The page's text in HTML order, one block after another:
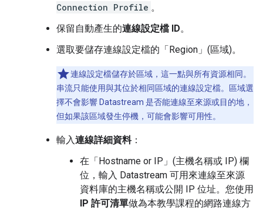
Connection Profile 。
保留自動產生的連線設定檔 ID。
選取要儲存連線設定檔的「Region」(區域)。
連線設定檔儲存於區域，這一點與所有資源相同。
串流只能使用與其位於相同區域的連線設定檔。區域選
擇不會影響 Datastream 是否能連線至來源或目的地，
但如果該區域發生停機，可能會影響可用性。
輸入連線詳細資料：
在「Hostname or IP」(主機名稱或 IP) 欄
位，輸入 Datastream 可用來連線至來源
資料庫的主機名稱或公開 IP 位址。您使用
IP 許可清單做為本教學課程的網路連線方